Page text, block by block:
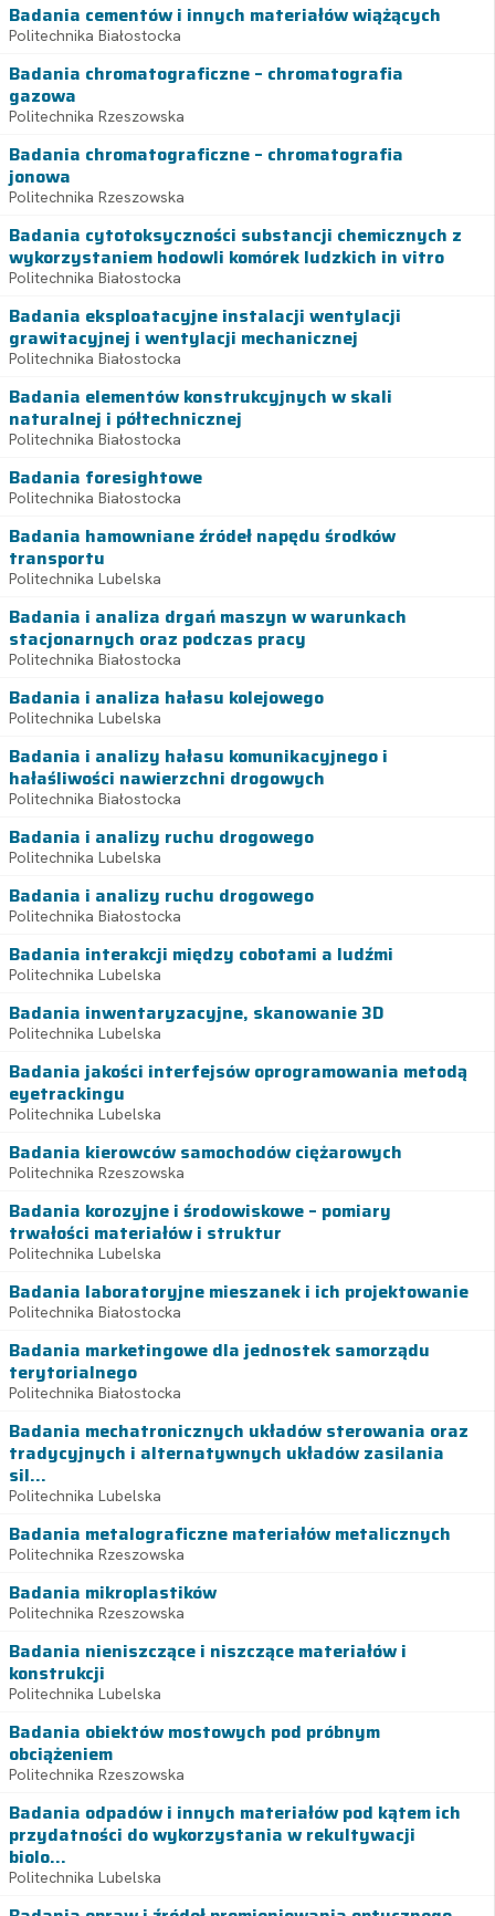
Badania cementów i innych materiałów wiążących
Politechnika Białostocka
Badania chromatograficzne – chromatografia
gazowa
Politechnika Rzeszowska
Badania chromatograficzne – chromatografia
jonowa
Politechnika Rzeszowska
Badania cytotoksyczności substancji chemicznych z
wykorzystaniem hodowli komórek ludzkich in vitro
Politechnika Białostocka
Badania eksploatacyjne instalacji wentylacji
grawitacyjnej i wentylacji mechanicznej
Politechnika Białostocka
Badania elementów konstrukcyjnych w skali
naturalnej i półtechnicznej
Politechnika Białostocka
Badania foresightowe
Politechnika Białostocka
Badania hamowniane źródeł napędu środków
transportu
Politechnika Lubelska
Badania i analiza drgań maszyn w warunkach
stacjonarnych oraz podczas pracy
Politechnika Białostocka
Badania i analiza hałasu kolejowego
Politechnika Lubelska
Badania i analizy hałasu komunikacyjnego i
hałaśliwości nawierzchni drogowych
Politechnika Białostocka
Badania i analizy ruchu drogowego
Politechnika Lubelska
Badania i analizy ruchu drogowego
Politechnika Białostocka
Badania interakcji między cobotami a ludźmi
Politechnika Lubelska
Badania inwentaryzacyjne, skanowanie 3D
Politechnika Lubelska
Badania jakości interfejsów oprogramowania metodą
eyetrackingu
Politechnika Lubelska
Badania kierowców samochodów ciężarowych
Politechnika Rzeszowska
Badania korozyjne i środowiskowe – pomiary
trwałości materiałów i struktur
Politechnika Lubelska
Badania laboratoryjne mieszanek i ich projektowanie
Politechnika Białostocka
Badania marketingowe dla jednostek samorządu
terytorialnego
Politechnika Białostocka
Badania mechatronicznych układów sterowania oraz
tradycyjnych i alternatywnych układów zasilania
sil...
Politechnika Lubelska
Badania metalograficzne materiałów metalicznych
Politechnika Rzeszowska
Badania mikroplastików
Politechnika Rzeszowska
Badania nieniszczące i niszczące materiałów i
konstrukcji
Politechnika Lubelska
Badania obiektów mostowych pod próbnym
obciążeniem
Politechnika Rzeszowska
Badania odpadów i innych materiałów pod kątem ich
przydatności do wykorzystania w rekultywacji
biolo...
Politechnika Lubelska